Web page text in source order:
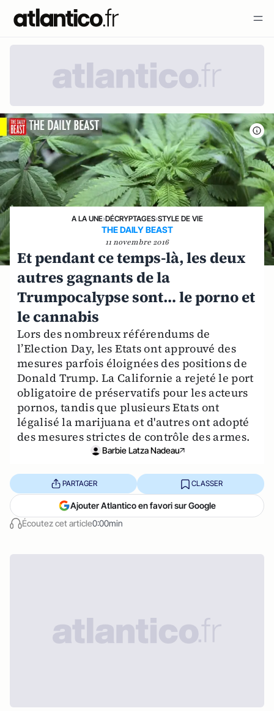
A LA UNE›DÉCRYPTAGES›STYLE DE VIE
THE DAILY BEAST
11 novembre 2016
Et pendant ce temps-là, les deux
autres gagnants de la
Trumpocalypse sont… le porno et
le cannabis
Lors des nombreux référendums de
l’Election Day, les Etats ont approuvé des
mesures parfois éloignées des positions de
Donald Trump. La Californie a rejeté le port
obligatoire de préservatifs pour les acteurs
pornos, tandis que plusieurs Etats ont
légalisé la marijuana et d'autres ont adopté
des mesures strictes de contrôle des armes.
Barbie Latza Nadeau
Écoutez cet article0:00min
PARTAGER CLASSER
Ajouter Atlantico en favori sur Google